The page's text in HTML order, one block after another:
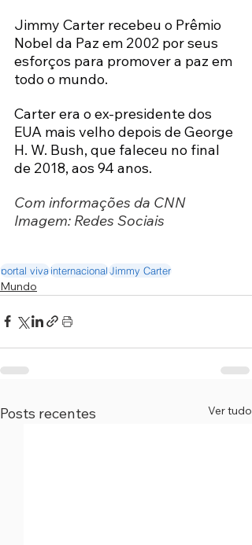
Jimmy Carter recebeu o Prêmio
Nobel da Paz em 2002 por seus
esforços para promover a paz em
todo o mundo.
Carter era o ex-presidente dos
EUA mais velho depois de George
H. W. Bush, que faleceu no final
de 2018, aos 94 anos.
Com informações da CNN
Imagem: Redes Sociais
portal vivainternacionalJimmy Carter
Mundo
Posts recentes Ver tudo